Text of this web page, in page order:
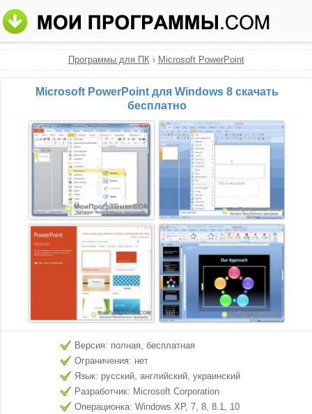
Программы для ПК› Microsoft PowerPoint
Microsoft PowerPoint для Windows 8 скачать
бесплатно
Версия: полная, бесплатная
Ограничения: нет
Язык: русский, английский, украинский
Разработчик: Microsoft Corporation
Операционка: Windows XP, 7, 8, 8.1, 10